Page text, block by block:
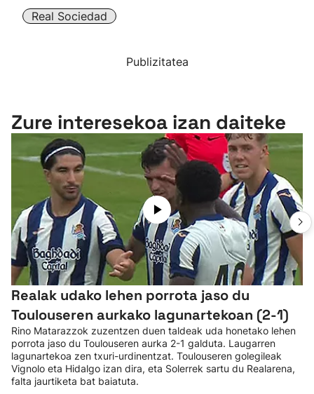
Real Sociedad
Publizitatea
Zure interesekoa izan daiteke
Realak udako lehen porrota jaso du
Toulouseren aurkako lagunartekoan (2-1)
Rino Matarazzok zuzentzen duen taldeak uda honetako lehen
porrota jaso du Toulouseren aurka 2-1 galduta. Laugarren
lagunartekoa zen txuri-urdinentzat. Toulouseren golegileak
Vignolo eta Hidalgo izan dira, eta Solerrek sartu du Realarena,
falta jaurtiketa bat baiatuta.